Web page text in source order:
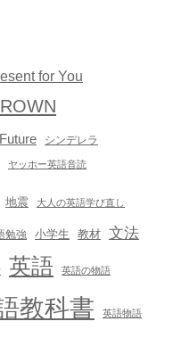
for You
シンデレラ
ヤッホー英語音読
地震 大人の英語学び直し
勉強 小学生 教材 文法
英語 英語の物語
教科書 英語物語